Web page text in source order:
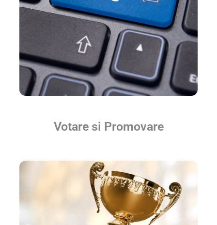
Votare si Promovare